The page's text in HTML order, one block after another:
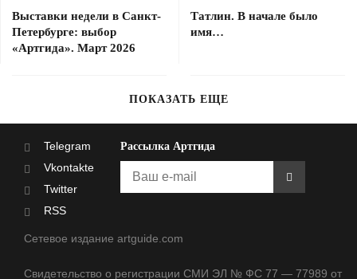
Выставки недели в Санкт-
Петербурге: выбор
«Артгида». Март 2026
Татлин. В начале было
имя…
ПОКАЗАТЬ ЕЩЕ
Telegram
Vkontakte
Twitter
RSS
Рассылка Артгида
Сетевое издание artguide.com
Свидетельство о регистрации СМИ ЭЛ № ФС 77 — 77989 от